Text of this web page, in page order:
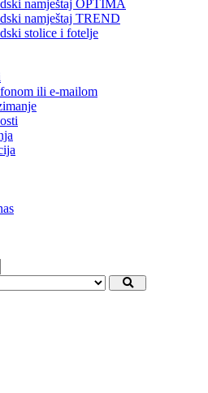
namještaj OPTIMA
namještaj TREND
stolice i fotelje
ili e-mailom